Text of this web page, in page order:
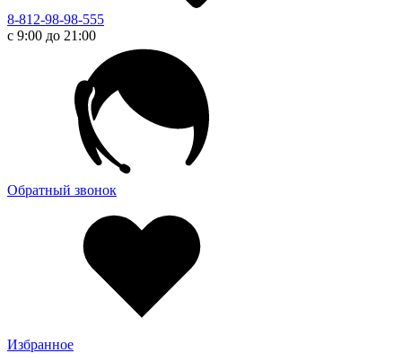
8-812-98-98-555
с 9:00 до 21:00
Обратный звонок
Избранное